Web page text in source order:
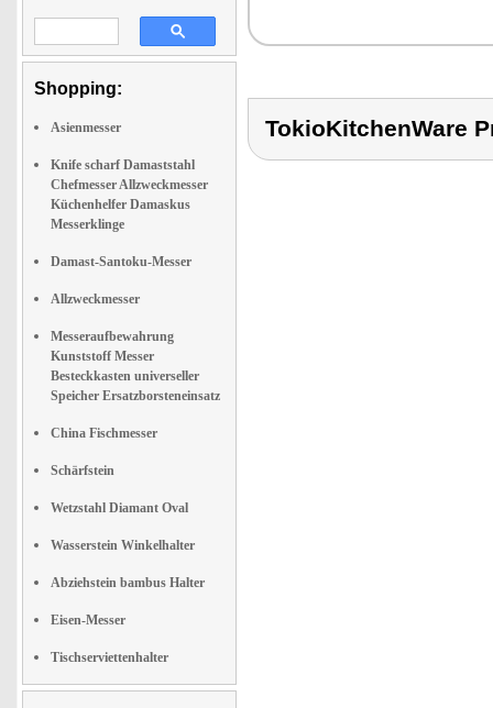
Shopping:
Asienmesser
Knife scharf Damaststahl
Chefmesser Allzweckmesser
Küchenhelfer Damaskus
Messerklinge
Damast-Santoku-Messer
Allzweckmesser
Messeraufbewahrung
Kunststoff Messer
Besteckkasten universeller
Speicher Ersatzborsteneinsatz
China Fischmesser
Schärfstein
Wetzstahl Diamant Oval
Wasserstein Winkelhalter
Abziehstein bambus Halter
Eisen-Messer
Tischserviettenhalter
TokioKitchenWare